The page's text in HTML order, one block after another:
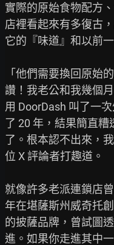
實際的原始食物配方
店裡看起來有多復古
它的『味道』和以前
「他們需要換回原始
讚！我老公和我幾個
用 DoorDash 叫了一
了 20 年，結果簡直糟
了。根本認不出來，
位 X 評論者打趣道。
就像許多老派連鎖店
年在堪薩斯州威奇托
的披薩品牌，曾試圖
進。如果你走進其中